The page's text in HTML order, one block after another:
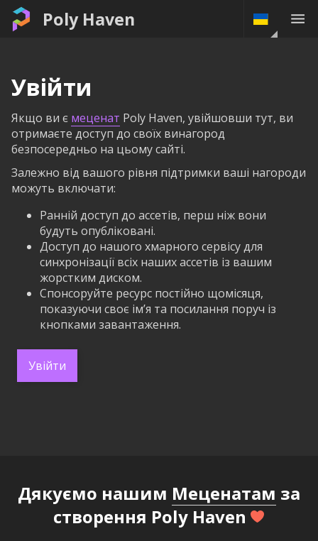
Poly Haven
Увійти
Якщо ви є меценат Poly Haven, увійшовши тут, ви
отримаєте доступ до своїх винагород
безпосередньо на цьому сайті.
Залежно від вашого рівня підтримки ваші нагороди
можуть включати:
Ранній доступ до ассетів, перш ніж вони
будуть опубліковані.
Доступ до нашого хмарного сервісу для
синхронізації всіх наших ассетів із вашим
жорстким диском.
Спонсоруйте ресурс постійно щомісяця,
показуючи своє ім’я та посилання поруч із
кнопками завантаження.
Увійти
Дякуємо нашим Меценатам за
створення Poly Haven